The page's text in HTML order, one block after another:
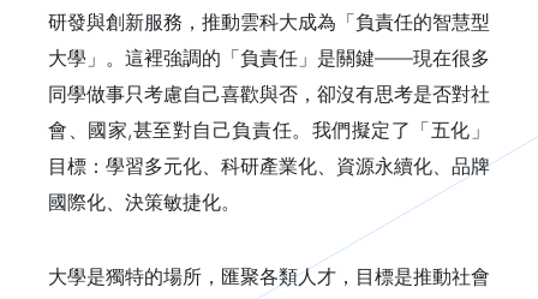
研發與創新服務，推動雲科大成為「負責任的智慧型
大學」。這裡強調的「負責任」是關鍵——現在很多
同學做事只考慮自己喜歡與否，卻沒有思考是否對社
會、國家,甚至對自己負責任。我們擬定了「五化」
目標：學習多元化、科研產業化、資源永續化、品牌
國際化、決策敏捷化。
大學是獨特的場所，匯聚各類人才，目標是推動社會